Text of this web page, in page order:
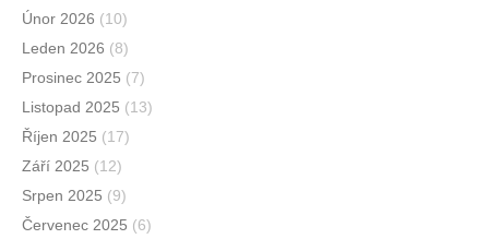
Únor 2026 (10)
Leden 2026 (8)
Prosinec 2025 (7)
Listopad 2025 (13)
Říjen 2025 (17)
Září 2025 (12)
Srpen 2025 (9)
Červenec 2025 (6)